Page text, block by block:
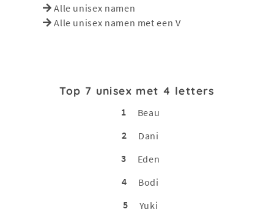
Alle unisex namen
Alle unisex namen met een V
Top 7 unisex met 4 letters
1
Beau
2
Dani
3
Eden
4
Bodi
5
Yuki